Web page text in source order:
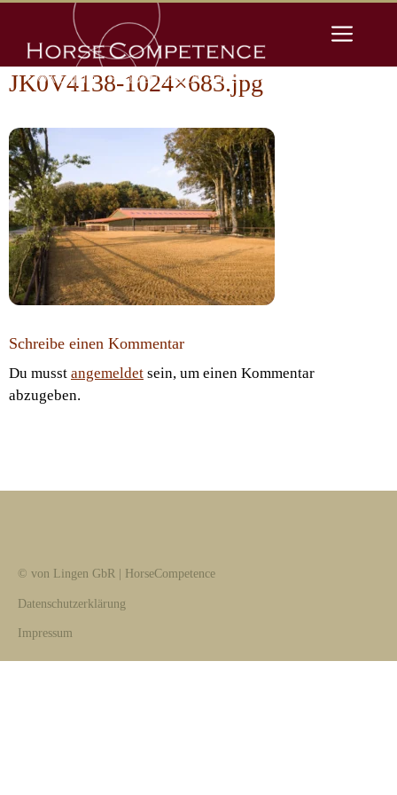
springen
JK0V4138-1024×683.jpg
Schreibe einen Kommentar
Du musst angemeldet sein, um einen Kommentar
abzugeben.
© von Lingen GbR | HorseCompetence
Datenschutzerklärung
Impressum